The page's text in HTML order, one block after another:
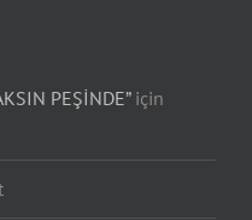
PEŞİNDE”için